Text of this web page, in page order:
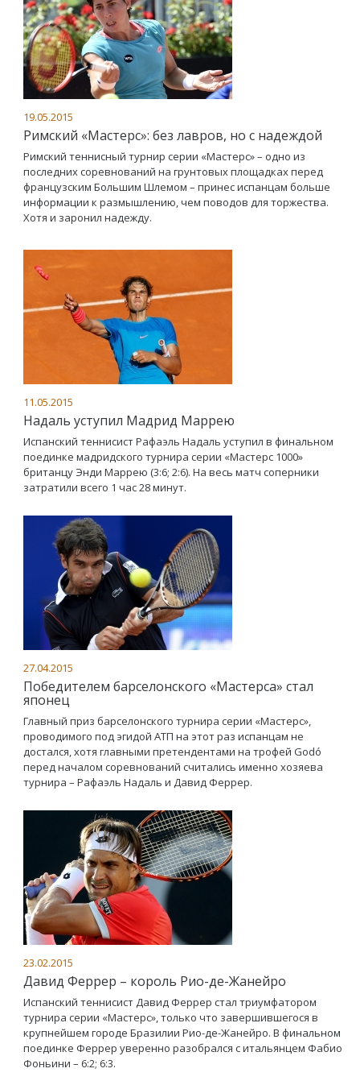
19.05.2015
Римский «Мастерс»: без лавров, но с надеждой
Римский теннисный турнир серии «Мастерс» – одно из
последних соревнований на грунтовых площадках перед
французским Большим Шлемом – принес испанцам больше
информации к размышлению, чем поводов для торжества.
Хотя и заронил надежду.
11.05.2015
Надаль уступил Мадрид Маррею
Испанский теннисист Рафаэль Надаль уступил в финальном
поединке мадридского турнира серии «Мастерс 1000»
британцу Энди Маррею (3:6; 2:6). На весь матч соперники
затратили всего 1 час 28 минут.
27.04.2015
Победителем барселонского «Мастерса» стал
японец
Главный приз барселонского турнира серии «Мастерс»,
проводимого под эгидой АТП на этот раз испанцам не
достался, хотя главными претендентами на трофей Godó
перед началом соревнований считались именно хозяева
турнира – Рафаэль Надаль и Давид Феррер.
23.02.2015
Давид Феррер – король Рио-де-Жанейро
Испанский теннисист Давид Феррер стал триумфатором
турнира серии «Мастерс», только что завершившегося в
крупнейшем городе Бразилии Рио-де-Жанейро. В финальном
поединке Феррер уверенно разобрался с итальянцем Фабио
Фоньини – 6:2; 6:3.